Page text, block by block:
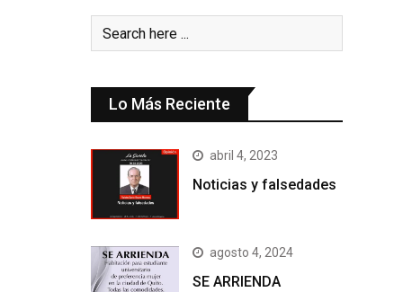
Lo Más Reciente
abril 4, 2023
Noticias y falsedades
agosto 4, 2024
SE ARRIENDA